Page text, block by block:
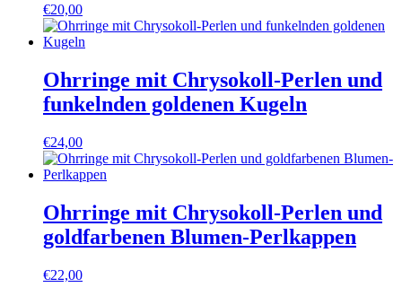
€20,00
Ohrringe mit Chrysokoll-Perlen und
funkelnden goldenen Kugeln
€24,00
Ohrringe mit Chrysokoll-Perlen und
goldfarbenen Blumen-Perlkappen
€22,00